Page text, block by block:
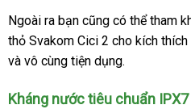
cung
cấp
Ngoài ra bạn giá
rẻ
cũng bình
luận
có thể tham
thỏ Svakom Cici 2 cho kích
và vô cùng tiện dụng.
Kháng nước tiêu chuẩn IPX7